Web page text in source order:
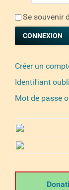
Se souvenir
CONNEXION
Créer un
Identifiant
Mot de passe